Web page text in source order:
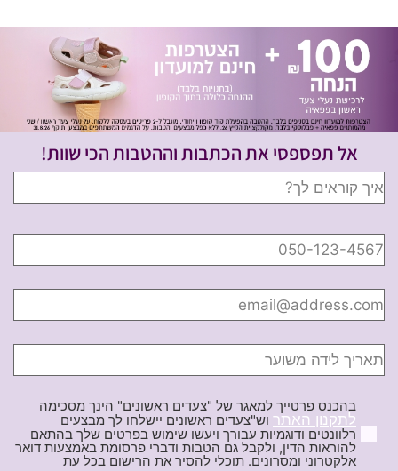
אל תפספסי את הכתבות וההטבות הכי שוות!
בהכנס פרטייך למאגר של "צעדים ראשונים" הינך מסכימה
לתקנון האתר וש"צעדים ראשונים יישלחו לך מבצעים
רלוונטים ודוגמיות עבורך ויעשו שימוש בפרטים שלך בהתאם
להוראות הדין, ולקבל גם הטבות ודברי פרסומת באמצעות דואר
אלקטרוני ומסרונים. תוכלי להסיר את הרישום בכל עת